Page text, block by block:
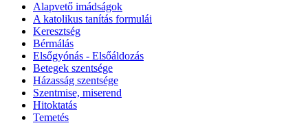
Alapvető imádságok
A katolikus tanítás formulái
Keresztség
Bérmálás
Elsőgyónás - Elsőáldozás
Betegek szentsége
Házasság szentsége
Szentmise, miserend
Hitoktatás
Temetés